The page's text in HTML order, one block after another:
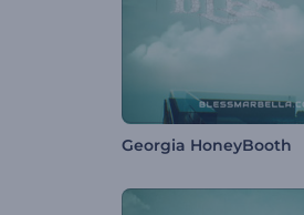
Georgia HoneyBooth